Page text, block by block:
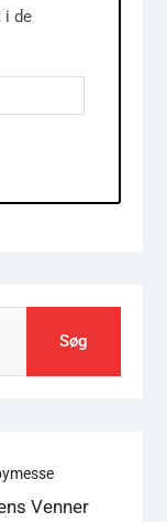
i de
Venner